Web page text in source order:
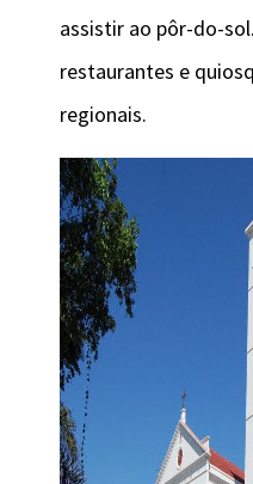
assistir ao pôr-do-
restaurantes e
regionais.